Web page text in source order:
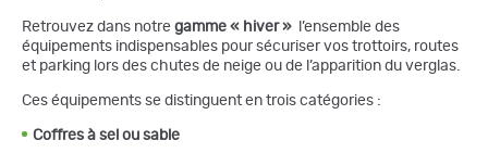
Retrouvez dans notre gamme « hiver » l’ensemble des
équipements indispensables pour sécuriser vos trottoirs, routes
et parking lors des chutes de neige ou de l’apparition du verglas.
Ces équipements se distinguent en trois catégories :
Coffres à sel ou sable